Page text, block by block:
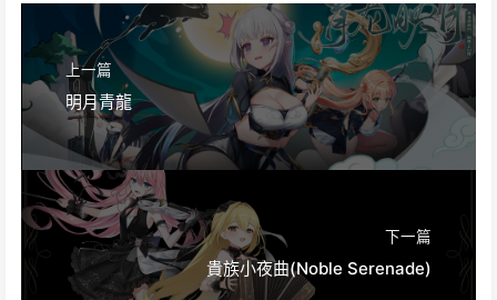
上一篇
明月青龍
下一篇
貴族小夜曲(Noble Serenade)